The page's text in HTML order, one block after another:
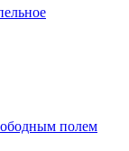
полем